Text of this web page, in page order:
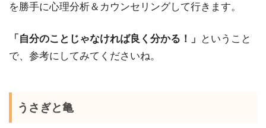
を勝手に心理分析＆カウンセリングして行きます。
「自分のことじゃなければ良く分かる！」
ということ
で、参考にしてみてくださいね。
うさぎと亀